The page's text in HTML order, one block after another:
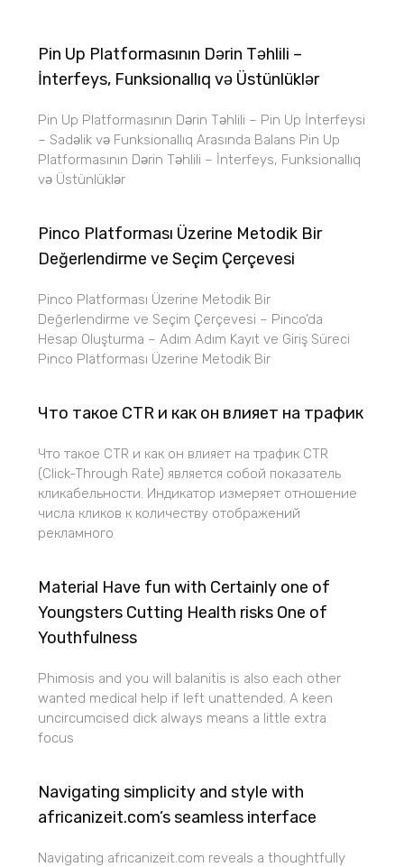
Pin Up Platformasının Dərin Təhlili –
İnterfeys, Funksionallıq və Üstünlüklər
Pin Up Platformasının Dərin Təhlili – Pin Up İnterfeysi
– Sadəlik və Funksionallıq Arasında Balans Pin Up
Platformasının Dərin Təhlili – İnterfeys, Funksionallıq
və Üstünlüklər
Pinco Platforması Üzerine Metodik Bir
Değerlendirme ve Seçim Çerçevesi
Pinco Platforması Üzerine Metodik Bir
Değerlendirme ve Seçim Çerçevesi – Pinco’da
Hesap Oluşturma – Adım Adım Kayıt ve Giriş Süreci
Pinco Platforması Üzerine Metodik Bir
Что такое CTR и как он влияет на трафик
Что такое CTR и как он влияет на трафик CTR
(Click-Through Rate) является собой показатель
кликабельности. Индикатор измеряет отношение
числа кликов к количеству отображений
рекламного
Material Have fun with Certainly one of
Youngsters Cutting Health risks One of
Youthfulness
Phimosis and you will balanitis is also each other
wanted medical help if left unattended. A keen
uncircumcised dick always means a little extra
focus
Navigating simplicity and style with
africanizeit.com’s seamless interface
Navigating africanizeit.com reveals a thoughtfully